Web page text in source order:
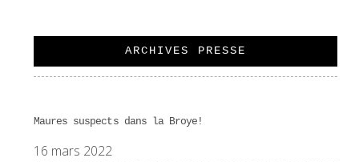
ARCHIVES PRESSE
Maures suspects dans la Broye!
16 mars 2022